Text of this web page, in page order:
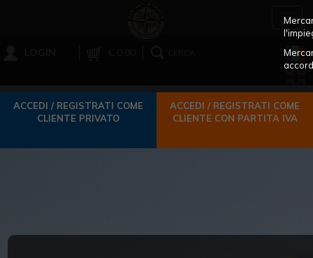
ACCEDI / REGISTRATI COME
CLIENTE PRIVATO
ACCEDI / REGISTRATI COME
CLIENTE CON PARTITA IVA